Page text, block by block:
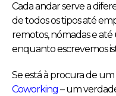
Cada andar serve a
de todos os tipos até
remotos, nómadas e
enquanto escrevemos
Se está à procura de
Coworking – um